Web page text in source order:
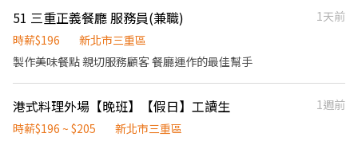
現作提供美味可口的日本國民美食-牛丼/咖哩，並以舒適衛生的用
餐環境、熱情用心的服務態度、平實親民的誠懇價格，強調食品安
全，顧客安心。不論是單獨一人、與家人一起、朋友一起，皆可享
受用餐的樂趣。
清理工作環境、設備和餐具。 ．準備不同餐點所需要的食材。 ．協
助測量食材的容量與重量。 ．打包外帶服務。 固定公休禮拜一,四
可排休。
51 三重正義餐廳 服務員(兼職)
1天前
時薪$196
新北市三重區
製作美味餐點 親切服務顧客 餐廳運作的最佳幫手
港式料理外場【晚班】【假日】工讀生
1週前
時薪$196 ~ $205
新北市三重區